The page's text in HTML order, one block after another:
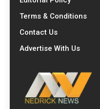
Terms & Conditions
Contact Us
Advertise With Us